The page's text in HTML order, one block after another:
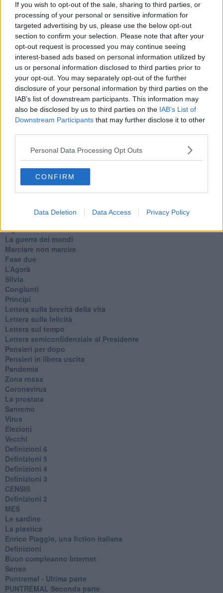
If you wish to opt-out of the sale, sharing to third parties, or
processing of your personal or sensitive information for
targeted advertising by us, please use the below opt-out
section to confirm your selection. Please note that after your
opt-out request is processed you may continue seeing
interest-based ads based on personal information utilized by
us or personal information disclosed to third parties prior to
your opt-out. You may separately opt-out of the further
disclosure of your personal information by third parties on the
IAB’s list of downstream participants. This information may
also be disclosed by us to third parties on the IAB’s List of
Downstream Participants that may further disclose it to other
Personal Data Processing Opt Outs
CONFIRM
Data Deletion Data Access Privacy Policy
Giulio Regeni
​Il rosario
Paolo Rossi
Maradona
Cronaca
​Ancora Covid
​Biden!
In memoria
​Ancora Francesco
Rieccoci
Tenet
Francesco
Non lo so
Destino
Commissari
​Il grande vuoto
​La guerra dei mondi
Marciare non marcire
Fase due
L’Agorà
Silvia
Congiunti
Principi
​Lettera sulla brevità della vita
​Lettera sulla felicità
​Lettera sul tempo
Lettera semiconfidenziale al Presidente
Pensieri per dopo
​Pensieri in libera uscita
Pandemia
Zona rossa
Coronavirus
La prostata
Sanremo
Virus
Elezioni
Vecchi
Definizioni 6
Definizioni 5
Definizioni 4
Definizioni 3
CENSIS
​Definizioni 2
MES
Le sardine
La plastica
​Enrico Piaggio, una fiction italiana
Definizioni
​Buon compleanno Internet
Senso
Puntremal - Ultima parte
PUNTREMAL Seconda parte